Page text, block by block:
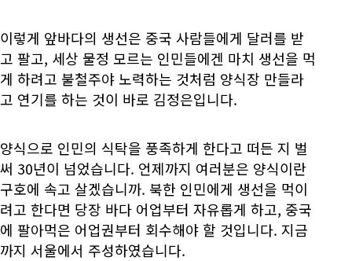
이렇게 앞바다의 생선은 중국 사람들에게 달러를 받
고 팔고, 세상 물정 모르는 인민들에겐 마치 생선을 먹
게 하려고 불철주야 노력하는 것처럼 양식장 만들라
고 연기를 하는 것이 바로 김정은입니다.
양식으로 인민의 식탁을 풍족하게 한다고 떠든 지 벌
써 30년이 넘었습니다. 언제까지 여러분은 양식이란
구호에 속고 살겠습니까. 북한 인민에게 생선을 먹이
려고 한다면 당장 바다 어업부터 자유롭게 하고, 중국
에 팔아먹은 어업권부터 회수해야 할 것입니다. 지금
까지 서울에서 주성하였습니다.